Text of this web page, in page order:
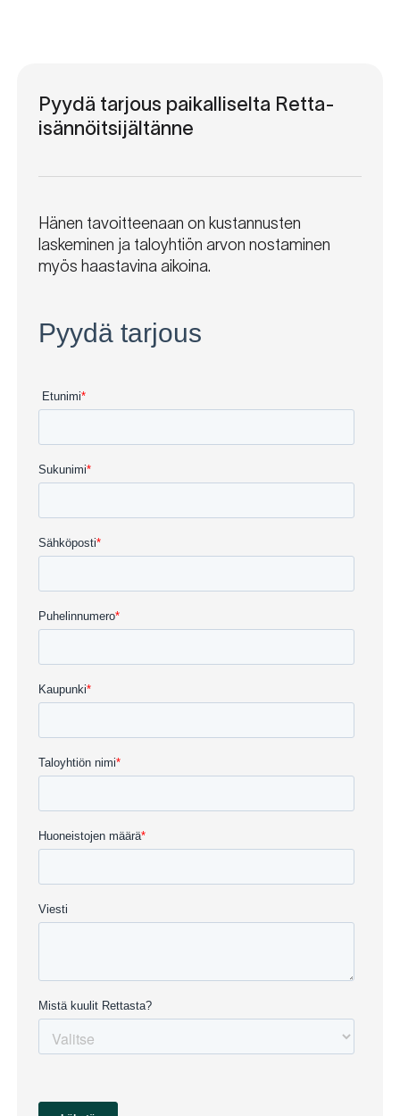
Pyydä tarjous paikalliselta Retta-
isännöitsijältänne
Hänen tavoitteenaan on kustannusten
laskeminen ja taloyhtiön arvon nostaminen
myös haastavina aikoina.